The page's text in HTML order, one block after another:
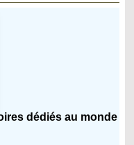
dédiés au monde